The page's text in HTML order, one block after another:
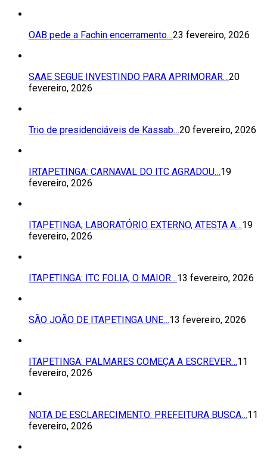
OAB pede a Fachin encerramento…23 fevereiro, 2026
SAAE SEGUE INVESTINDO PARA APRIMORAR…20
fevereiro, 2026
Trio de presidenciáveis de Kassab…20 fevereiro, 2026
IRTAPETINGA: CARNAVAL DO ITC AGRADOU…19
fevereiro, 2026
ITAPETINGA; LABORATÓRIO EXTERNO, ATESTA A…19
fevereiro, 2026
ITAPETINGA: ITC FOLIA, O MAIOR…13 fevereiro, 2026
SÃO JOÃO DE ITAPETINGA UNE…13 fevereiro, 2026
ITAPETINGA: PALMARES COMEÇA A ESCREVER…11
fevereiro, 2026
NOTA DE ESCLARECIMENTO: PREFEITURA BUSCA…11
fevereiro, 2026